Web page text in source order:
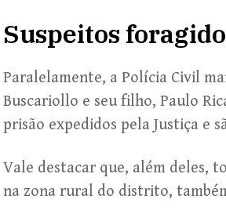
Suspeitos
Paralelamente, a Polícia Civil
Buscariollo e seu filho, Paulo
prisão expedidos pela Justiça e
Vale destacar que, além deles,
na zona rural do distrito,